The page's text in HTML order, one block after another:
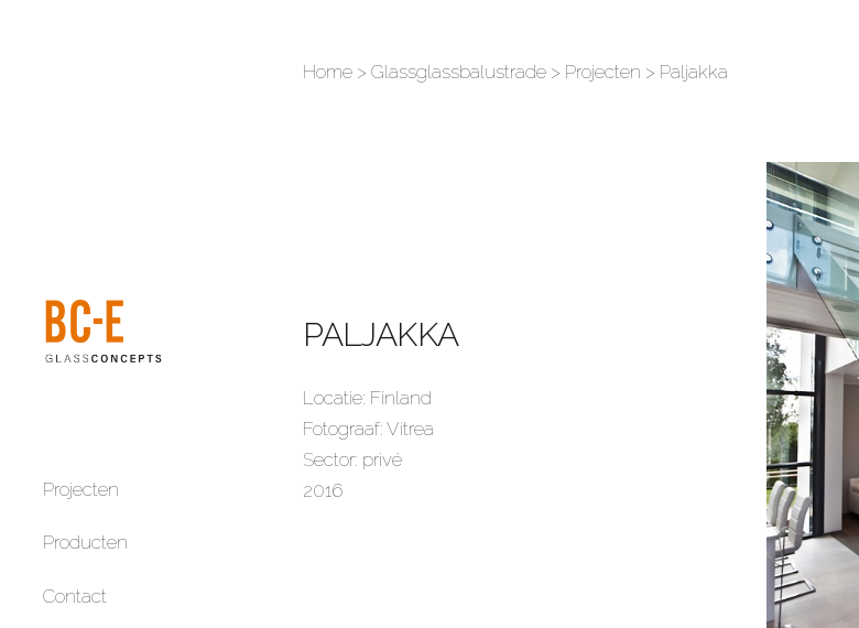
Projecten
Producten
Contact
Home> Glassglassbalustrade> Projecten > Paljakka
PALJAKKA
Locatie: Finland
Fotograaf: Vitrea
Sector: privé
2016